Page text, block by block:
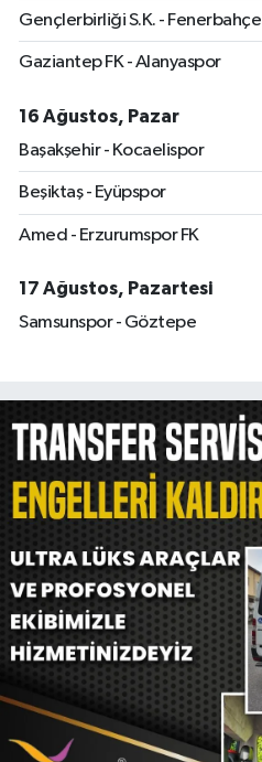
Gençlerbirliği S.K. - Fenerbahçe
Gaziantep FK - Alanyaspor
16 Ağustos, Pazar
Başakşehir - Kocaelispor
Beşiktaş - Eyüpspor
Amed - Erzurumspor FK
17 Ağustos, Pazartesi
Samsunspor - Göztepe